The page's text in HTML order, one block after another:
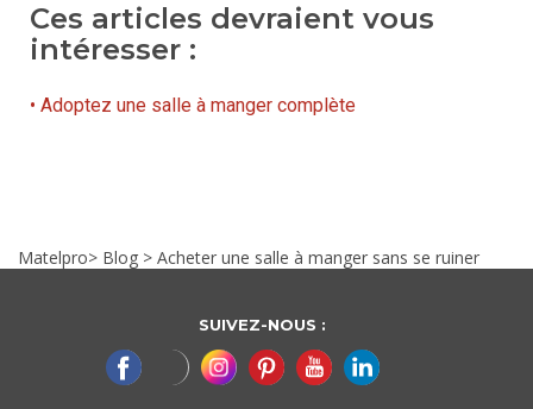
Ces articles devraient vous
intéresser :
• Adoptez une salle à manger complète
Matelpro> Blog > Acheter une salle à manger sans se ruiner
SUIVEZ-NOUS :